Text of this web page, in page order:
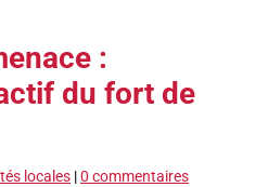
:
du fort de
locales |0 commentaires